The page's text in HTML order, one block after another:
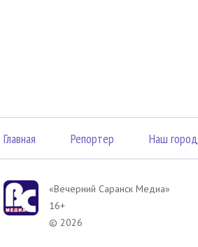
Главная Репортер Наш город
«Вечерний Саранск Mедиа»
16+
© 2026